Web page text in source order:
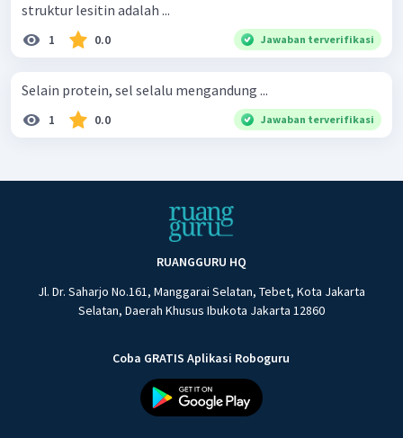
struktur lesitin adalah ...
1 0.0 Jawaban terverifikasi
Selain protein, sel selalu mengandung ...
1 0.0 Jawaban terverifikasi
RUANGGURU HQ
Jl. Dr. Saharjo No.161, Manggarai Selatan, Tebet, Kota Jakarta
Selatan, Daerah Khusus Ibukota Jakarta 12860
Coba GRATIS Aplikasi Roboguru